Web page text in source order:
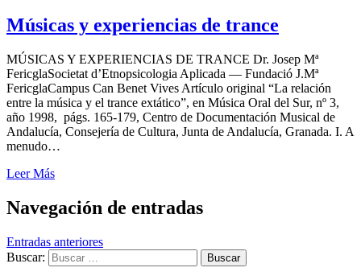
Músicas y experiencias de trance
MÚSICAS Y EXPERIENCIAS DE TRANCE Dr. Josep Mª
FericglaSocietat d’Etnopsicologia Aplicada — Fundació J.Mª
FericglaCampus Can Benet Vives Artículo original “La relación
entre la música y el trance extático”, en Música Oral del Sur, nº 3,
año 1998, págs. 165-179, Centro de Documentación Musical de
Andalucía, Consejería de Cultura, Junta de Andalucía, Granada. I. A
menudo…
Leer Más
Navegación de entradas
Entradas anteriores
Buscar: